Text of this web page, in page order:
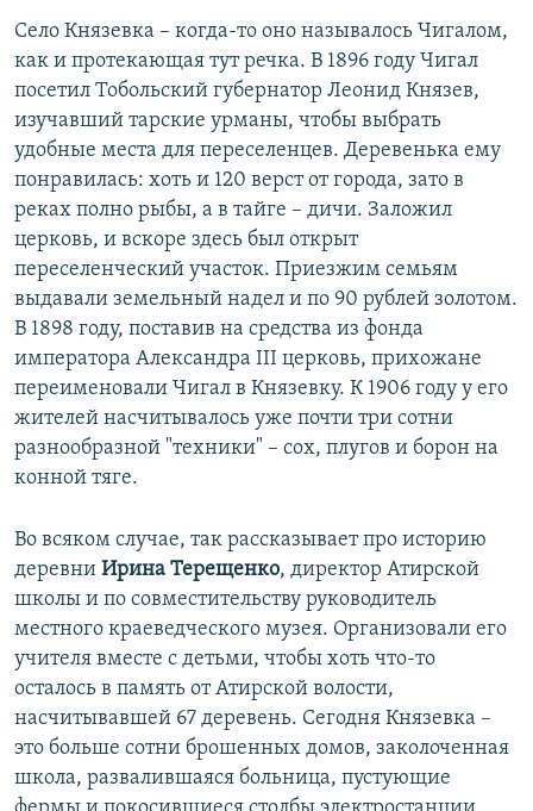
Село Князевка – когда-то оно называлось Чигалом,
как и протекающая тут речка. В 1896 году Чигал
посетил Тобольский губернатор Леонид Князев,
изучавший тарские урманы, чтобы выбрать
удобные места для переселенцев. Деревенька ему
понравилась: хоть и 120 верст от города, зато в
реках полно рыбы, а в тайге – дичи. Заложил
церковь, и вскоре здесь был открыт
переселенческий участок. Приезжим семьям
выдавали земельный надел и по 90 рублей золотом.
В 1898 году, поставив на средства из фонда
императора Александра III церковь, прихожане
переименовали Чигал в Князевку. К 1906 году у его
жителей насчитывалось уже почти три сотни
разнообразной "техники" – сох, плугов и борон на
конной тяге.
Во всяком случае, так рассказывает про историю
деревни Ирина Терещенко, директор Атирской
школы и по совместительству руководитель
местного краеведческого музея. Организовали его
учителя вместе с детьми, чтобы хоть что-то
осталось в память от Атирской волости,
насчитывавшей 67 деревень. Сегодня Князевка –
это больше сотни брошенных домов, заколоченная
школа, развалившаяся больница, пустующие